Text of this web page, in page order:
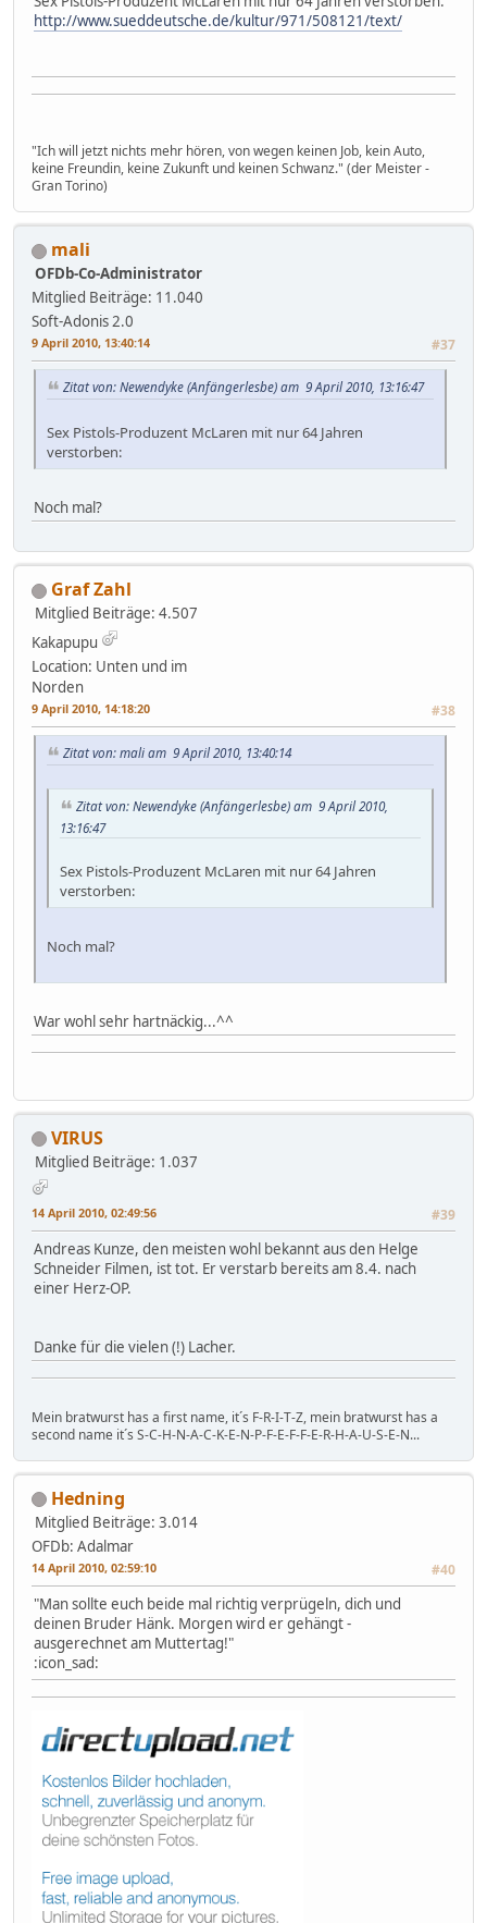
http://www.sueddeutsche.de/kultur/971/508121/text/
"Ich will jetzt nichts mehr hören, von wegen keinen Job, kein Auto,
keine Freundin, keine Zukunft und keinen Schwanz." (der Meister -
Gran Torino)
mali
OFDb-Co-Administrator
Mitglied Beiträge: 11.040
Soft-Adonis 2.0
9 April 2010, 13:40:14 #37
Zitat von: Newendyke (Anfängerlesbe) am 9 April 2010, 13:16:47
Sex Pistols-Produzent McLaren mit nur 64 Jahren
verstorben:
Noch mal?
Graf Zahl
Mitglied Beiträge: 4.507
Kakapupu
Location: Unten und im
Norden
9 April 2010, 14:18:20 #38
Zitat von: mali am 9 April 2010, 13:40:14
Zitat von: Newendyke (Anfängerlesbe) am 9 April 2010,
13:16:47
Sex Pistols-Produzent McLaren mit nur 64 Jahren
verstorben:
Noch mal?
War wohl sehr hartnäckig...^^
VIRUS
Mitglied Beiträge: 1.037
14 April 2010, 02:49:56 #39
Andreas Kunze, den meisten wohl bekannt aus den Helge
Schneider Filmen, ist tot. Er verstarb bereits am 8.4. nach
einer Herz-OP.
Danke für die vielen (!) Lacher.
Mein bratwurst has a first name, it´s F-R-I-T-Z, mein bratwurst has a
second name it´s S-C-H-N-A-C-K-E-N-P-F-E-F-F-E-R-H-A-U-S-E-N...
Hedning
Mitglied Beiträge: 3.014
OFDb: Adalmar
14 April 2010, 02:59:10 #40
"Man sollte euch beide mal richtig verprügeln, dich und
deinen Bruder Hänk. Morgen wird er gehängt -
ausgerechnet am Muttertag!"
:icon_sad: